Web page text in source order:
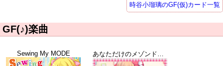
時谷小瑠璃のGF(仮)カード一覧
GF(♪)楽曲
Sewing My MODE